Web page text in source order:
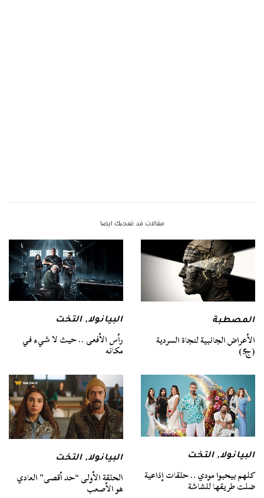
مقالات قد تعجبك ايضا
المصطبة
الأعراض الجانبية لنجاة السردية
(ج5)
البيانولا,التخت
رأس الأفعى .. حيث لا شيء في
مكانه
البيانولا,التخت
كلهم بيحبوا مودي .. حلقات إذاعية
ضلت طريقها للشاشة
البيانولا,التخت
الحلقة الأولى “حد أقصى” العادي
هو الأصعب